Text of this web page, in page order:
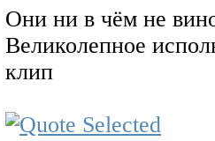
Они ни в чём не
Великолепное
клип